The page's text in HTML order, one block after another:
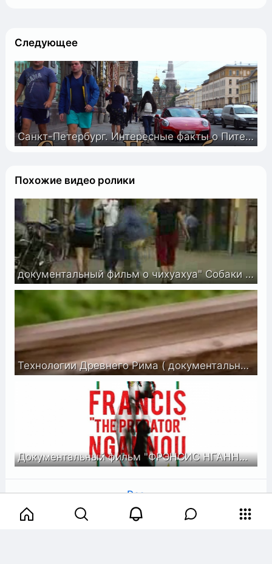
Следующее
Санкт-Петербург. Интересные факты о Питере 4К
Похожие видео ролики
документальный фильм о чихуахуа" Собаки от А до Я. " (1998 - 2002)
Технологии Древнего Рима ( документальный фильм )
Документальный фильм "ФРЭНСИС НГАННУ" (2018)
Все